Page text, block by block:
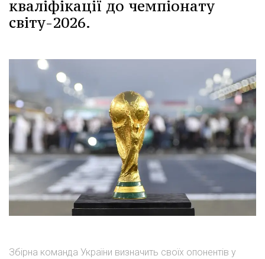
кваліфікації до чемпіонату
світу-2026.
Збірна команда України визначить своїх опонентів у